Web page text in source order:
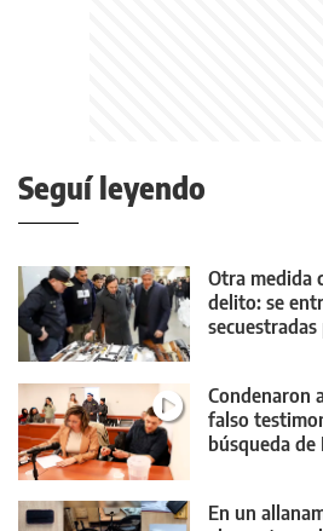
Seguí leyendo
Otra medida
delito: se
Condenaron
falso
búsqueda de
En un